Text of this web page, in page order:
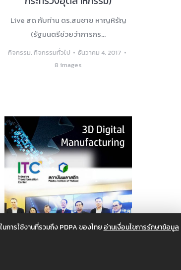
ารใช้งานที่รวมถึง PDPA ของไทยอ่านเงื่อนไขการรักษาข้อมูล
Live สด กับท่าน ดร.สมชาย หาญหิรัญ
(รัฐมนตรีช่วยว่าการกร…
กิจกรรม, กิจกรรมทั่วไป
ธันวาคม 4, 2017
8 images